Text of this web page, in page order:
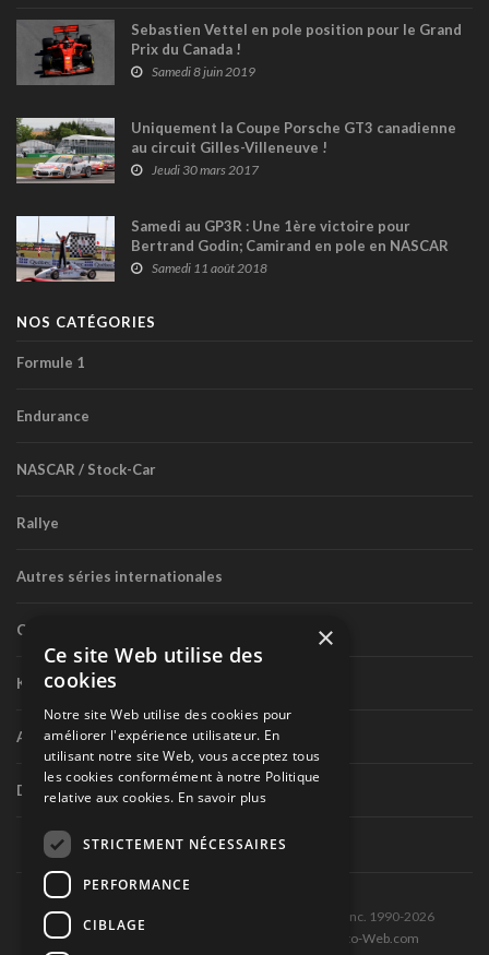
Sebastien Vettel en pole position pour le Grand
Prix du Canada !
Samedi 8 juin 2019
Uniquement la Coupe Porsche GT3 canadienne
au circuit Gilles-Villeneuve !
Jeudi 30 mars 2017
Samedi au GP3R : Une 1ère victoire pour
Bertrand Godin; Camirand en pole en NASCAR
Pinty's
Samedi 11 août 2018
NOS CATÉGORIES
Formule 1
Endurance
NASCAR / Stock-Car
Rallye
Autres séries internationales
Circuit routier canadien
Karting
Autres séries nationales
Divers
Tous droits réservés © Les Éditions Pole-Position inc. 1990-2026
Ce site est produit et hébergé par Montréal-Photo-Web.com
×
Ce site Web utilise des
cookies
Notre site Web utilise des cookies pour
améliorer l'expérience utilisateur. En
utilisant notre site Web, vous acceptez tous
les cookies conformément à notre Politique
relative aux cookies. En savoir plus
STRICTEMENT NÉCESSAIRES
PERFORMANCE
CIBLAGE